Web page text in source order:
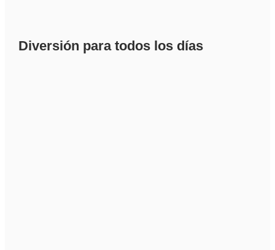
Diversión para todos los días